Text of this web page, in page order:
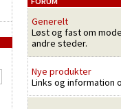
Generelt
Løst og fast om
andre steder.
Nye produkter
Links og information